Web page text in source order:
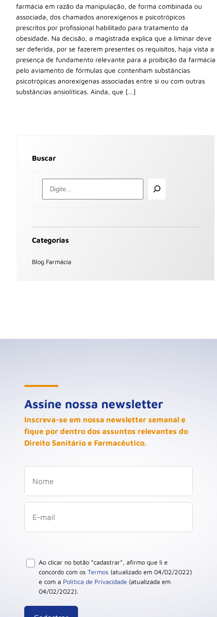
farmácia em razão da manipulação, de forma combinada ou
associada, dos chamados anorexígenos e psicotrópicos
prescritos por profissional habilitado para tratamento da
obesidade. Na decisão, a magistrada explica que a liminar deve
ser deferida, por se fazerem presentes os requisitos, haja vista a
presença de fundamento relevante para a proibição da farmácia
pelo aviamento de fórmulas que contenham substâncias
psicotrópicas anorexígenas associadas entre si ou com outras
substâncias ansiolíticas. Ainda, que […]
Buscar
Categorias
Blog Farmácia
Assine nossa newsletter
Inscreva-se em nossa newsletter semanal e
fique por dentro dos assuntos relevantes do
Direito Sanitário e Farmacêutico.
Ao clicar no botão “cadastrar”, afirmo que li e
concordo com os Termos (atualizado em 04/02/2022)
e com a Política de Privacidade (atualizada em
04/02/2022).